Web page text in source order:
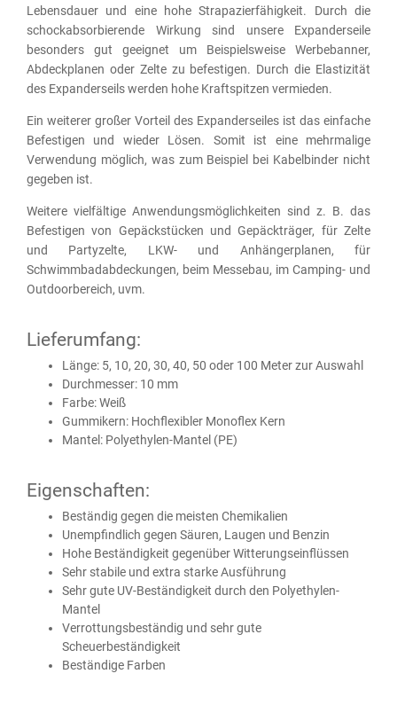
Lebensdauer und eine hohe Strapazierfähigkeit. Durch die
schockabsorbierende Wirkung sind unsere Expanderseile
besonders gut geeignet um Beispielsweise Werbebanner,
Abdeckplanen oder Zelte zu befestigen. Durch die Elastizität
des Expanderseils werden hohe Kraftspitzen vermieden.
Ein weiterer großer Vorteil des Expanderseiles ist das einfache
Befestigen und wieder Lösen. Somit ist eine mehrmalige
Verwendung möglich, was zum Beispiel bei Kabelbinder nicht
gegeben ist.
Weitere vielfältige Anwendungsmöglichkeiten sind z. B. das
Befestigen von Gepäckstücken und Gepäckträger, für Zelte
und Partyzelte, LKW- und Anhängerplanen, für
Schwimmbadabdeckungen, beim Messebau, im Camping- und
Outdoorbereich, uvm.
Lieferumfang:
Länge: 5, 10, 20, 30, 40, 50 oder 100 Meter zur Auswahl
Durchmesser: 10 mm
Farbe: Weiß
Gummikern: Hochflexibler Monoflex Kern
Mantel: Polyethylen-Mantel (PE)
Eigenschaften:
Beständig gegen die meisten Chemikalien
Unempfindlich gegen Säuren, Laugen und Benzin
Hohe Beständigkeit gegenüber Witterungseinflüssen
Sehr stabile und extra starke Ausführung
Sehr gute UV-Beständigkeit durch den Polyethylen-
Mantel
Verrottungsbeständig und sehr gute
Scheuerbeständigkeit
Beständige Farben